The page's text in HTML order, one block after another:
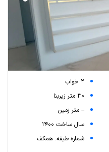
2 خواب
30 متر زیربنا
-- متر زمین
سال ساخت 1400
شماره طبقه: همکف